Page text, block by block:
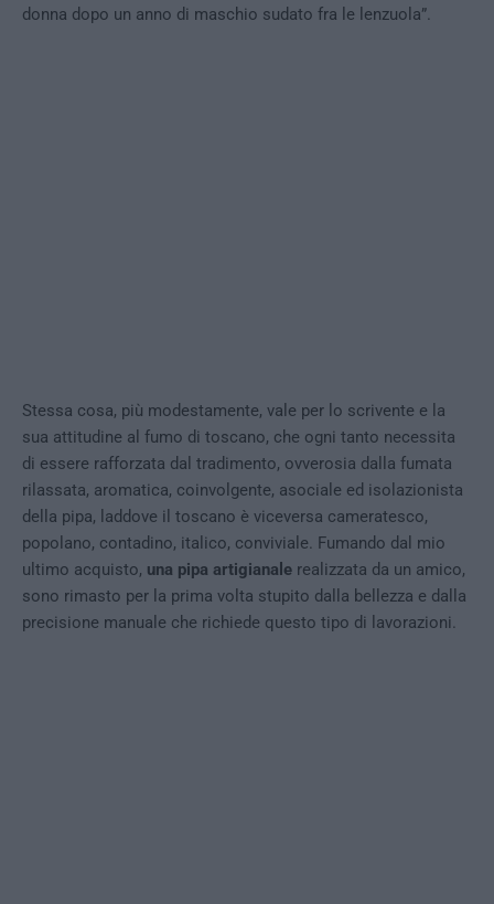
donna dopo un anno di maschio sudato fra le lenzuola”.
Stessa cosa, più modestamente, vale per lo scrivente e la
sua attitudine al fumo di toscano, che ogni tanto necessita
di essere rafforzata dal tradimento, ovverosia dalla fumata
rilassata, aromatica, coinvolgente, asociale ed isolazionista
della pipa, laddove il toscano è viceversa cameratesco,
popolano, contadino, italico, conviviale. Fumando dal mio
ultimo acquisto, una pipa artigianale realizzata da un amico,
sono rimasto per la prima volta stupito dalla bellezza e dalla
precisione manuale che richiede questo tipo di lavorazioni.